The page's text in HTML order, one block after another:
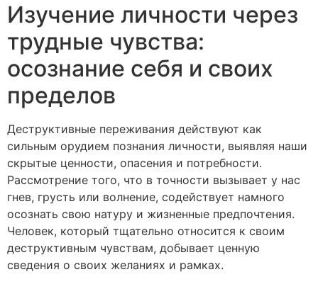
Изучение личности через
трудные чувства:
осознание себя и своих
пределов
Деструктивные переживания действуют как
сильным орудием познания личности, выявляя наши
скрытые ценности, опасения и потребности.
Рассмотрение того, что в точности вызывает у нас
гнев, грусть или волнение, содействует намного
осознать свою натуру и жизненные предпочтения.
Человек, который тщательно относится к своим
деструктивным чувствам, добывает ценную
сведения о своих желаниях и рамках.